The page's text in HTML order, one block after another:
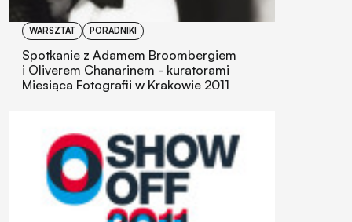
WARSZTAT PORADNIKI
Spotkanie z Adamem Broombergiem
i Oliverem Chanarinem - kuratorami
Miesiąca Fotografii w Krakowie 2011